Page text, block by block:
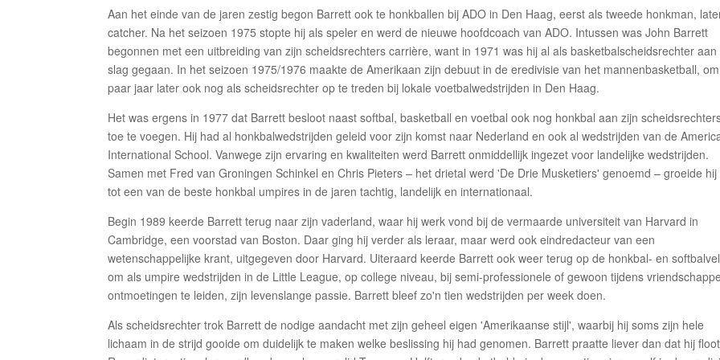
Aan het einde van de jaren zestig begon Barrett ook te honkballen bij ADO in Den Haag, eerst als tweede honkman,
catcher. Na het seizoen 1975 stopte hij als speler en werd de nieuwe hoofdcoach van ADO. Intussen was John Barrett
begonnen met een uitbreiding van zijn scheidsrechters carrière, want in 1971 was hij al als basketbalscheidsrechter
slag gegaan. In het seizoen 1975/1976 maakte de Amerikaan zijn debuut in de eredivisie van het mannenbasketball,
paar jaar later ook nog als scheidsrechter op te treden bij lokale voetbalwedstrijden in Den Haag.
Het was ergens in 1977 dat Barrett besloot naast softbal, basketball en voetbal ook nog honkbal aan zijn
toe te voegen. Hij had al honkbalwedstrijden geleid voor zijn komst naar Nederland en ook al wedstrijden van de
International School. Vanwege zijn ervaring en kwaliteiten werd Barrett onmiddellijk ingezet voor landelijke wedstrijden.
Samen met Fred van Groningen Schinkel en Chris Pieters – het drietal werd 'De Drie Musketiers' genoemd – groeide hij
tot een van de beste honkbal umpires in de jaren tachtig, landelijk en internationaal.
Begin 1989 keerde Barrett terug naar zijn vaderland, waar hij werk vond bij de vermaarde universiteit van Harvard in
Cambridge, een voorstad van Boston. Daar ging hij verder als leraar, maar werd ook eindredacteur van een
wetenschappelijke krant, uitgegeven door Harvard. Uiteraard keerde Barrett ook weer terug op de honkbal- en
om als umpire wedstrijden in de Little League, op college niveau, bij semi-professionele of gewoon tijdens
ontmoetingen te leiden, zijn levenslange passie. Barrett bleef zo'n tien wedstrijden per week doen.
Als scheidsrechter trok Barrett de nodige aandacht met zijn geheel eigen 'Amerikaanse stijl', waarbij hij soms zijn hele
lichaam in de strijd gooide om duidelijk te maken welke beslissing hij had genomen. Barrett praatte liever dan dat hij